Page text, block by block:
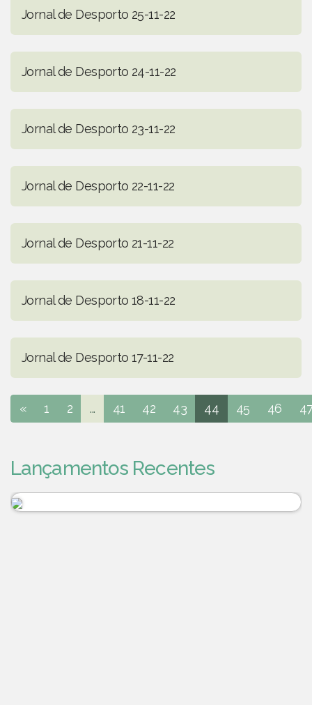
Jornal de Desporto 25-11-22
Jornal de Desporto 24-11-22
Jornal de Desporto 23-11-22
Jornal de Desporto 22-11-22
Jornal de Desporto 21-11-22
Jornal de Desporto 18-11-22
Jornal de Desporto 17-11-22
« 1 2 ... 41 42 43 44 45 46
Lançamentos Recentes